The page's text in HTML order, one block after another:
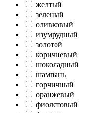
желтый
зеленый
оливковый
изумрудный
золотой
коричневый
шоколадный
шампань
горчичный
оранжевый
фиолетовый